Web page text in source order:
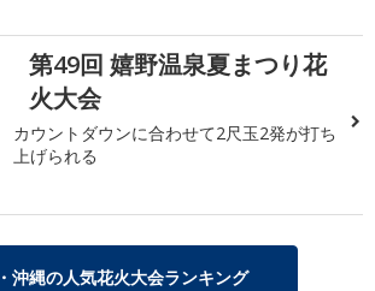
第49回 嬉野温泉夏まつり花
火大会
カウントダウンに合わせて2尺玉2発が打ち
上げられる
沖縄の人気花火大会ランキング